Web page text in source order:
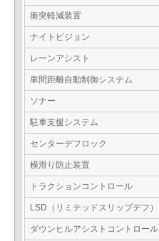
衝突軽減装置
ナイトビジョン
レーンアシスト
車間距離自動制御システム
ソナー
駐車支援システム
センターデフロック
横滑り防止装置
トラクションコントロール
LSD（リミテッドスリップデフ）
ダウンヒルアシストコントロール